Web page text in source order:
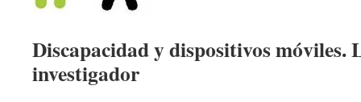
Discapacidad y dispositivos móviles.
investigador